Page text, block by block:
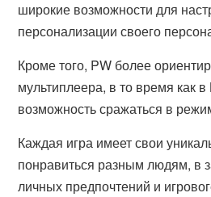
широкие возможности для
персонализации своего
Кроме того, PW более
мультиплеера, в то время как
возможность сражаться в
Каждая игра имеет свои
понравиться разным людям, в
личных предпочтений и